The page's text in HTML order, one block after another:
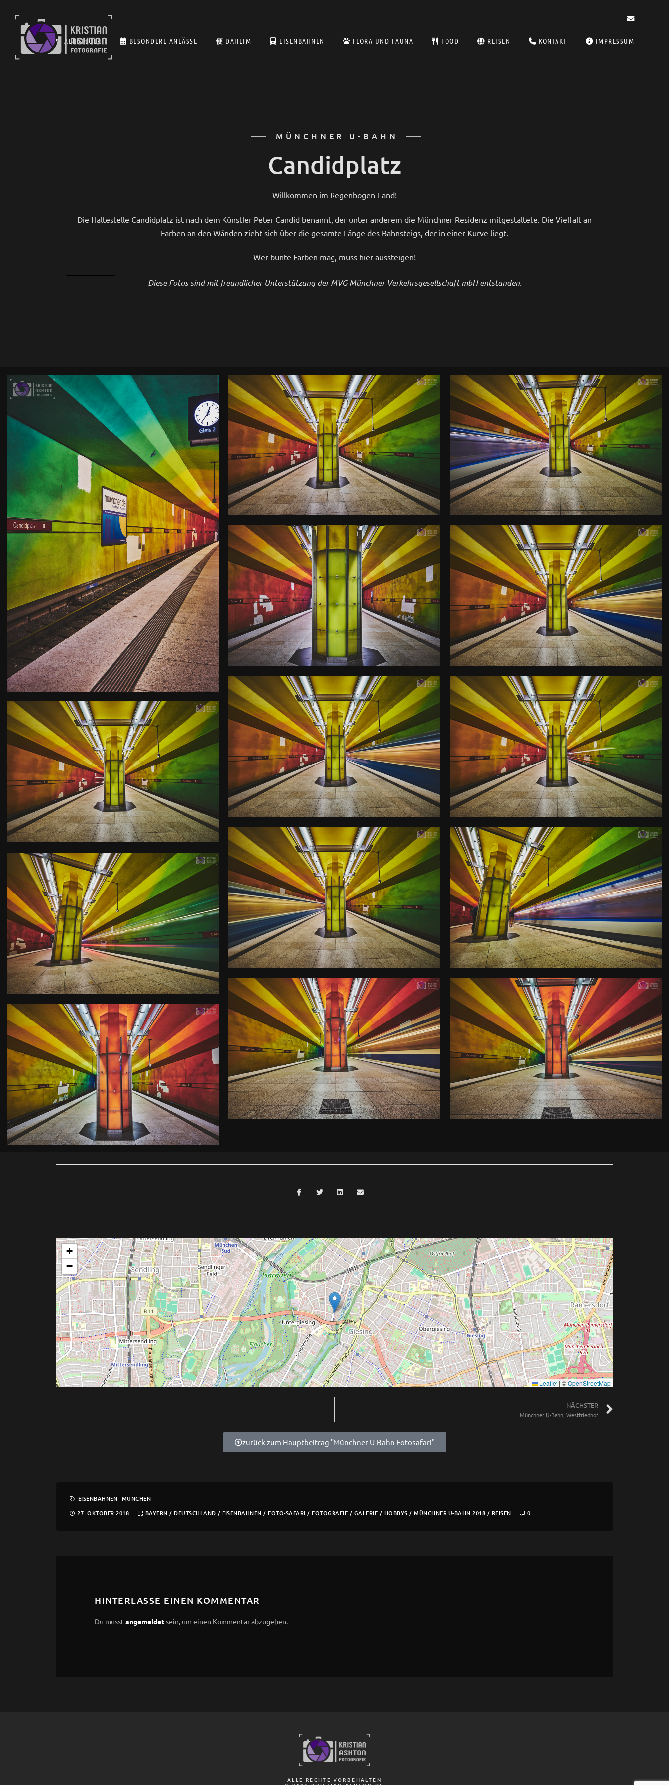
ABENTEUER BESONDERE ANLÄSSE DAHEIM EISENBAHNEN FLORA UND FAUNA FOOD REISEN KONTAKT IMPRESSUM
MÜNCHNER U-BAHN
Candidplatz
Willkommen im Regenbogen-Land!
Die Haltestelle Candidplatz ist nach dem Künstler Peter Candid benannt, der unter anderem die Münchner Residenz mitgestaltete. Die Vielfalt an
Farben an den Wänden zieht sich über die gesamte Länge des Bahnsteigs, der in einer Kurve liegt.
Wer bunte Farben mag, muss hier aussteigen!
Diese Fotos sind mit freundlicher Unterstützung der MVG Münchner Verkehrsgesellschaft mbH entstanden.
U-Bahn Haltestelle
Candidplatz
Kamera: X-T3 |Blende: f/8 |Brennweite: 24mm |
Belichtungszeit: 1/3s |ISO: ISO-800
0
U-Bahn Haltestelle
Candidplatz
Kamera: X-T3 |Blende: f/8 |Brennweite: 10mm |
Belichtungszeit: 1/4s |ISO: ISO-800
0
U-Bahn Haltestelle
Candidplatz
Kamera: X-T3 |Blende: f/8 |Brennweite: 10mm |
Belichtungszeit: 1s |ISO: ISO-160
0
U-Bahn Haltestelle
Candidplatz
Kamera: X-T3 |Blende : f/7.1 |Brennweite: 24mm |
Belichtungszeit : ISO-160
0
U-Bahn Haltestelle
Candidplatz
Kamera: X-T3 |Blende: f/11 |Brennweite: 10mm |
Belichtungszeit: 2s |ISO: ISO-160
1
U-Bahn Haltestelle
Candidplatz
Kamera: X-T3 |Blende: f/14 |Brennweite: 10mm |
Belichtungszeit: 3s |ISO: ISO-160
1
U-Bahn Haltestelle
Candidplatz
Kamera: X-T3 |Blende: f/18 |Brennweite: 10mm |
Belichtungszeit: 5s |ISO: ISO-160
0
U-Bahn Haltestelle
Candidplatz
Kamera: X-T3 |Blende: f/18 |Brennweite: 10mm |
Belichtungszeit: 5s |ISO: ISO-160
0
U-Bahn Haltestelle
Candidplatz
Kamera: X-T3 |Blende: f/18 |Brennweite: 10mm |
Belichtungszeit: 5s |ISO: ISO-160
U-Bahn Haltestelle
Candidplatz
Kamera: X-T3 |Blende: f/18 |Brennweite: 11mm |
Belichtungszeit: 5s |ISO: ISO-160
U-Bahn Haltestelle
Candidplatz
Kamera: X-T3 |Blende: f/20 |Brennweite: 11mm |
Belichtungszeit: 5s |ISO: ISO-160
0
U-Bahn Haltestelle
Candidplatz
Kamera: X-T3 |Blende: f/16 |Brennweite: 11mm |
Belichtungszeit: 4s |ISO: ISO-160
U-Bahn Haltestelle
Candidplatz
Kamera: X-T3 |Blende: f/16 |Brennweite: 10.5mm |
Belichtungszeit: 4s |ISO: ISO-160
0
U-Bahn Haltestelle
Candidplatz
Kamera: X-T3 | Blende: f/8 |Brennweite: 15.9mm |
Belichtungszeit : 1/3s | ISO: ISO-800
+
−
Leaflet |©OpenStreetMap
NÄCHSTER
Münchner U-Bahn, Westfriedhof
zurück zum Hauptbeitrag "Münchner U-Bahn Fotosafari"
EISENBAHNEN MÜNCHEN
27. OKTOBER 2018
BAYERN / DEUTSCHLAND / EISENBAHNEN / FOTO-SAFARI / FOTOGRAFIE / GALERIE / HOBBYS / MÜNCHNER U-BAHN 2018 / REISEN 0
HINTERLASSE EINEN KOMMENTAR
Du musstangemeldetsein, um einen Kommentar abzugeben.
ALLE RECHTE VORBEHALTEN